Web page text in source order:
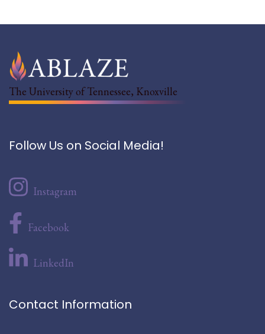
The University of Tennessee, Knoxville
Follow Us on Social Media!
Instagram
Facebook
LinkedIn
Contact Information